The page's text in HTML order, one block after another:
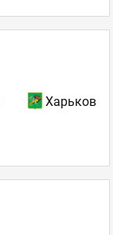
Харьков